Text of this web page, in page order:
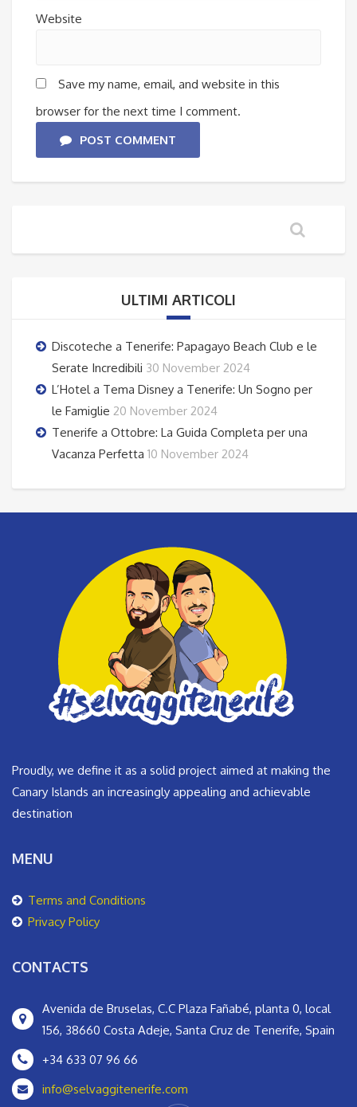
Website
Save my name, email, and website in this
browser for the next time I comment.
POST COMMENT
ULTIMI ARTICOLI
Discoteche a Tenerife: Papagayo Beach Club e le
Serate Incredibili 30 November 2024
L’Hotel a Tema Disney a Tenerife: Un Sogno per
le Famiglie 20 November 2024
Tenerife a Ottobre: La Guida Completa per una
Vacanza Perfetta 10 November 2024
Proudly, we define it as a solid project aimed at making the
Canary Islands an increasingly appealing and achievable
destination
MENU
Terms and Conditions
Privacy Policy
CONTACTS
Avenida de Bruselas, C.C Plaza Fañabé, planta 0, local
156, 38660 Costa Adeje, Santa Cruz de Tenerife, Spain
‪+34 633 07 96 66‬
info@selvaggitenerife.com